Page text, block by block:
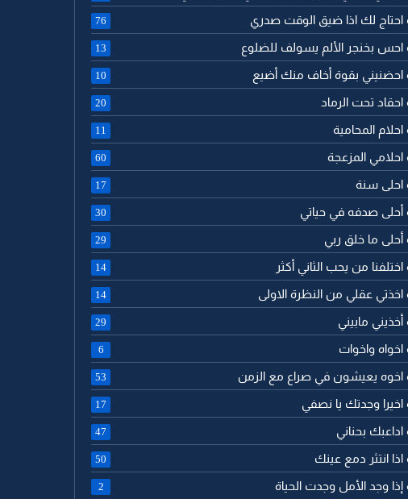
احتاج لك اذا ضيق الوقت صدري 76
احس بخنجر الألم يسولف للضلوع 13
احضنيني بقوة أخاف منك أضيع 10
احقاد تحت الرماد 20
احلام المحامية 11
احلامي المزعجة 60
احلى سنة 17
أحلى صدفه في حياتي 30
أحلى ما خلق ربي 29
اختلفنا من يحب الثاني أكثر 14
اخذتي عقلي من النظرة الاولى 14
أخذيني مابيني 29
اخواه واخوات 6
اخوه يعيشون في صراع مع الزمن 53
اخيرا وجدتك يا نصفي 17
اداعبك بحناني 47
اذا انتثر دمع عينك 50
إذا وجد الأمل وجدت الحياة 2